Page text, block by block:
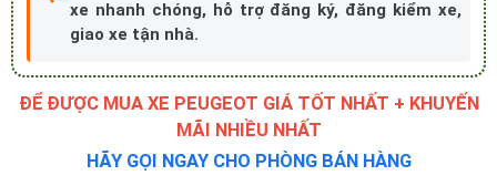
xe nhanh chóng, hỗ trợ đăng ký, đăng kiểm xe,
giao xe tận nhà.
ĐỂ ĐƯỢC MUA XE PEUGEOT GIÁ TỐT NHẤT + KHUYẾN
MÃI NHIỀU NHẤT
HÃY GỌI NGAY CHO PHÒNG BÁN HÀNG